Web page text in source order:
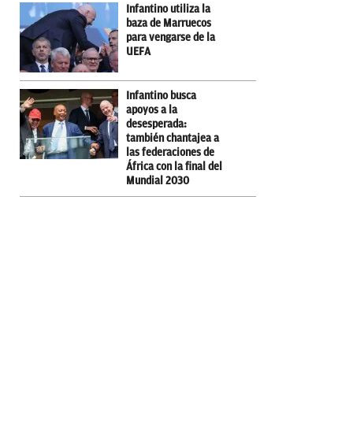
Infantino utiliza la
baza de Marruecos
para vengarse de la
UEFA
Infantino busca
apoyos a la
desesperada:
también chantajea a
las federaciones de
África con la final del
Mundial 2030